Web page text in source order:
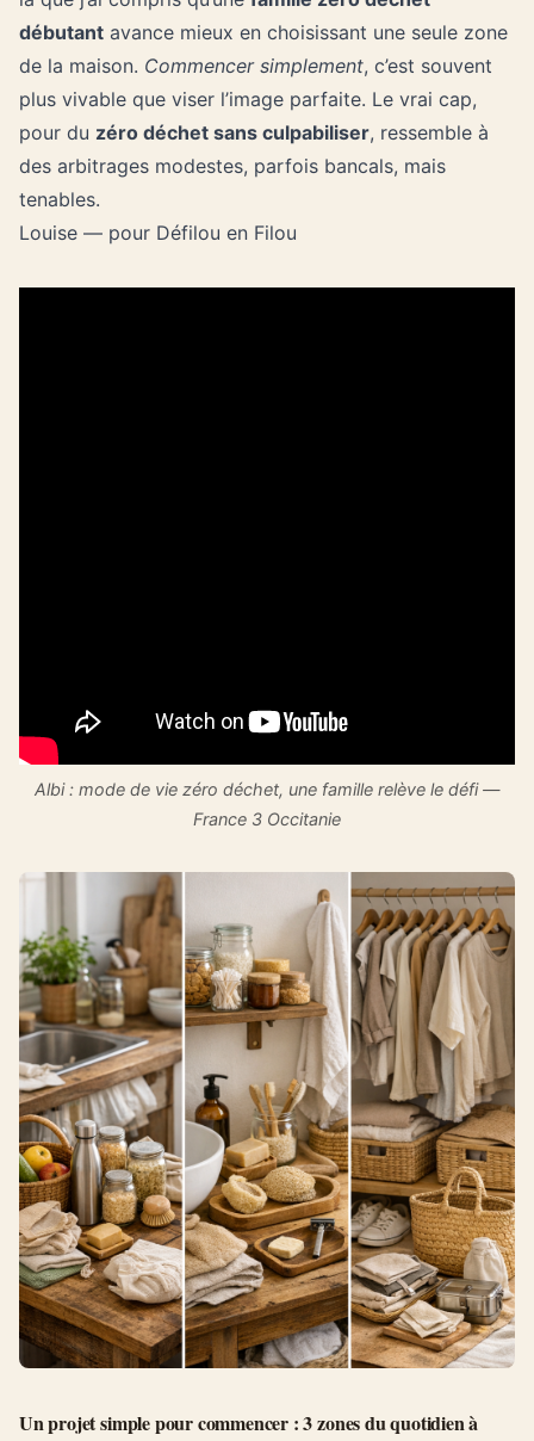
débutant avance mieux en choisissant une seule zone
de la maison. Commencer simplement, c’est souvent
plus vivable que viser l’image parfaite. Le vrai cap,
pour du zéro déchet sans culpabiliser, ressemble à
des arbitrages modestes, parfois bancals, mais
tenables.
Louise — pour Défilou en Filou
Albi : mode de vie zéro déchet, une famille relève le défi —
France 3 Occitanie
Un projet simple pour commencer : 3 zones du quotidien à